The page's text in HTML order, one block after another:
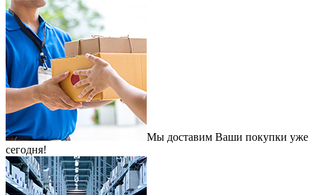
Мы доставим Ваши покупки уже
сегодня!